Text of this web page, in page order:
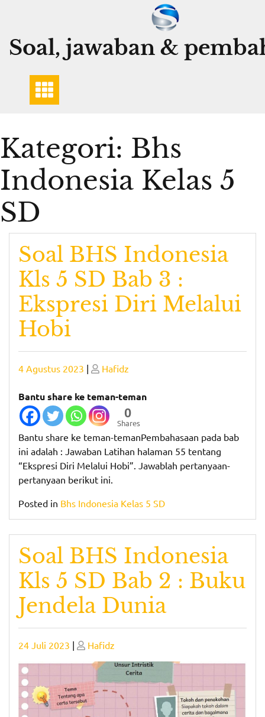
Soal, jawaban &
Kategori: Bhs
Indonesia Kelas 5
SD
Soal BHS Indonesia
Kls 5 SD Bab 3 :
Ekspresi Diri Melalui
Hobi
Posted
4 Agustus 2023 | Posted
Hafidz
Bantu share ke teman-teman
0
Shares
Bantu share ke teman-temanPembahasaan pada bab
ini adalah : Jawaban Latihan halaman 55 tentang
“Ekspresi Diri Melalui Hobi”. Jawablah pertanyaan-
pertanyaan berikut ini.
Posted in Bhs Indonesia Kelas 5 SD
Soal BHS Indonesia
Kls 5 SD Bab 2 : Buku
Jendela Dunia
Posted
24 Juli 2023 | Posted
Hafidz